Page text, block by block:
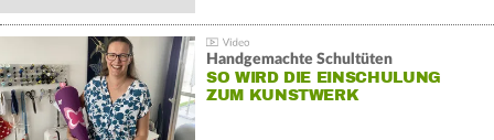
Handgemachte Schultüten
SO WIRD DIE EINSCHULUNG
ZUM KUNSTWERK